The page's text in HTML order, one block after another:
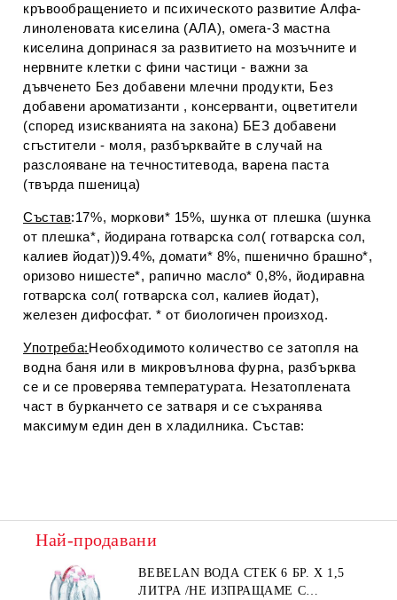
кръвообращението и психическото развитие Алфа-
линоленовата киселина (АЛА), омега-3 мастна
киселина допринася за развитието на мозъчните и
нервните клетки с фини частици - важни за
дъвченето Без добавени млечни продукти, Без
добавени ароматизанти , консерванти, оцветители
(според изискванията на закона) БЕЗ добавени
сгъстители - моля, разбърквайте в случай на
разслояване на течноститевода, варена паста
(твърда пшеница)
Състав:17%, моркови* 15%, шунка от плешка (шунка
от плешка*, йодирана готварска сол( готварска сол,
калиев йодат))9.4%, домати* 8%, пшенично брашно*,
оризово нишесте*, рапично масло* 0,8%, йодиравна
готварска сол( готварска сол, калиев йодат),
железен дифосфат. * от биологичен произход.
Употреба:Необходимото количество се затопля на
водна баня или в микровълнова фурна, разбърква
се и се проверява температурата. Незатоплената
част в бурканчето се затваря и се съхранява
максимум един ден в хладилника. Състав:
Най-продавани
BEBELAN ВОДА СТЕК 6 БР. Х 1,5
ЛИТРА /НЕ ИЗПРАЩАМЕ С